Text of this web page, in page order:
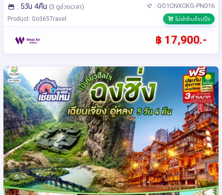
: 5วัน 4คืน (3 ดูช่วงเวลา) : GO1CNXCKG-PN016
Product: Go365Travel ไม่เข้าร้านช็อปปิ้ง
฿ 17,900.-